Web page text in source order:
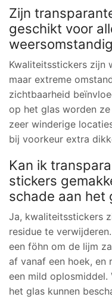
Zijn
geschikt voor
Kwaliteitsstickers zijn
maar extreme
zichtbaarheid
op het glas worden
zeer winderige
bij voorkeur extra
Kan ik
stickers
schade aan het
Ja, kwaliteitsstickers
residue te
een föhn om de lijm
af vanaf een hoek, en
een mild
het glas kunnen